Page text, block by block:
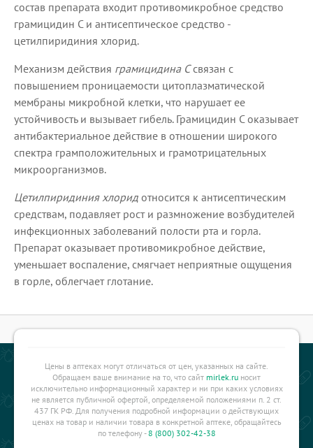
состав препарата входит противомикробное средство
грамицидин С и антисептическое средство -
цетилпиридиния хлорид.
Механизм действия грамицидина Ссвязан с
повышением проницаемости цитоплазматической
мембраны микробной клетки, что нарушает ее
устойчивость и вызывает гибель. Грамицидин С оказывает
антибактериальное действие в отношении широкого
спектра грамположительных и грамотрицательных
микроорганизмов.
Цетилпиридиния хлорид относится к антисептическим
средствам, подавляет рост и размножение возбудителей
инфекционных заболеваний полости рта и горла.
Препарат оказывает противомикробное действие,
уменьшает воспаление, смягчает неприятные ощущения
в горле, облегчает глотание.
Цены в аптеках могут отличаться от цен, указанных на сайте.
Обращаем ваше внимание на то, что сайт mirlek.ru носит
исключительно информационный характер и ни при каких условиях
не является публичной офертой, определяемой положениями п. 2 ст.
437 ГК РФ. Для получения подробной информации о действующих
ценах на товар и наличии товара в конкретной аптеке, обращайтесь
по телефону -8 (800) 302-42-38